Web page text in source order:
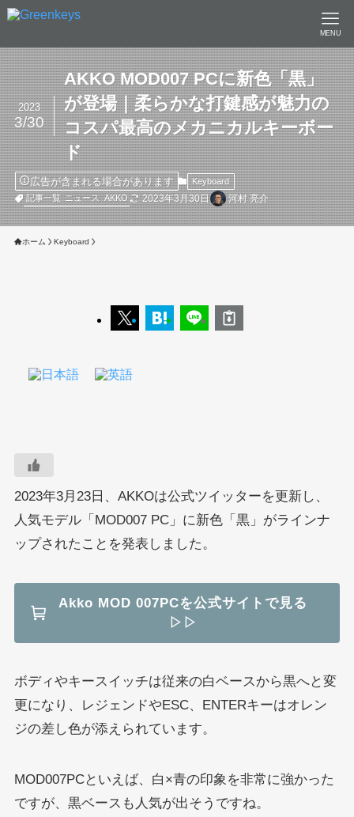
MENU
AKKO MOD007 PCに新色「黒」
が登場｜柔らかな打鍵感が魅力の
コスパ最高のメカニカルキーボー
ド
2023
3/30
広告が含まれる場合があります
Keyboard
記事一覧 ニュース AKKO 2023年3月30日 河村 亮介
ホーム Keyboard
2023年3月23日、AKKOは公式ツイッターを更新し、
人気モデル「MOD007 PC」に新色「黒」がラインナ
ップされたことを発表しました。
Akko MOD 007PCを公式サイトで見る
▷▷
ボディやキースイッチは従来の白ベースから黒へと変
更になり、レジェンドやESC、ENTERキーはオレン
ジの差し色が添えられています。
MOD007PCといえば、白×青の印象を非常に強かった
ですが、黒ベースも人気が出そうですね。